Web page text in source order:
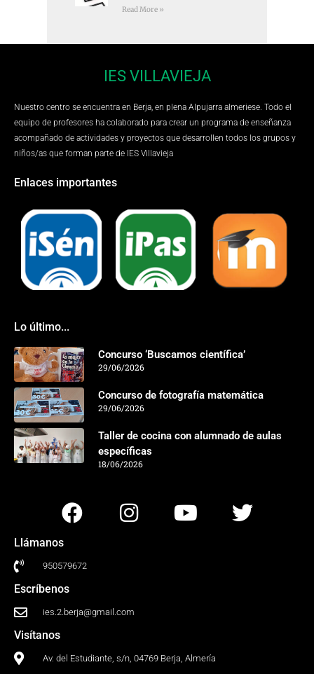
Read More »
IES VILLAVIEJA
Nuestro centro se encuentra en Berja, en plena Alpujarra almeriese. Todo el
equipo de profesores ha colaborado para crear un programa de enseñanza
acompañado de actividades y proyectos que desarrollen todos los grupos y
niños/as que forman parte de IES Villavieja
Enlaces importantes
Lo último...
Concurso ‘Buscamos científica’
29/06/2026
Concurso de fotografía matemática
29/06/2026
Taller de cocina con alumnado de aulas
específicas
18/06/2026
Llámanos
950579672
Escríbenos
ies.2.berja@gmail.com
Visítanos
Av. del Estudiante, s/n, 04769 Berja, Almería